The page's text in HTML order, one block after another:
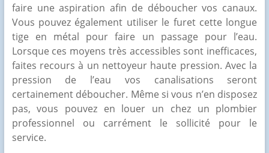
faire une aspiration afin de déboucher vos canaux.
Vous pouvez également utiliser le furet cette longue
tige en métal pour faire un passage pour l’eau.
Lorsque ces moyens très accessibles sont inefficaces,
faites recours à un nettoyeur haute pression. Avec la
pression de l’eau vos canalisations seront
certainement déboucher. Même si vous n’en disposez
pas, vous pouvez en louer un chez un plombier
professionnel ou carrément le sollicité pour le
service.